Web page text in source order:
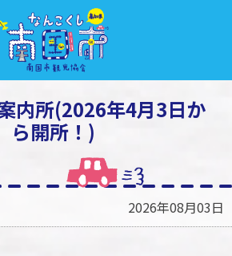
内所(2026年4月3日か
ら開所！)
2026年08月03日